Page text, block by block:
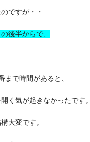
ですが・・
後半からで、
で時間があると、
く気が起きなかったです
大変です。